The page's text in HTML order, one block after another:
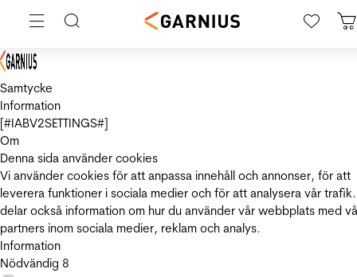
Samtycke
Information
[#IABV2SETTINGS#]
Om
Denna sida använder cookies
Vi använder cookies för att anpassa innehåll och annonser, för att
leverera funktioner i sociala medier och för att analysera vår
delar också information om hur du använder vår webbplats med
partners inom sociala medier, reklam och analys.
Information
Nödvändig 8